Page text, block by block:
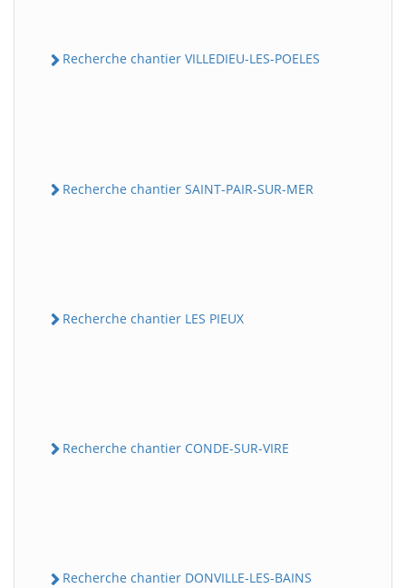
Recherche chantier VILLEDIEU-LES-POELES
Recherche chantier SAINT-PAIR-SUR-MER
Recherche chantier LES PIEUX
Recherche chantier CONDE-SUR-VIRE
Recherche chantier DONVILLE-LES-BAINS